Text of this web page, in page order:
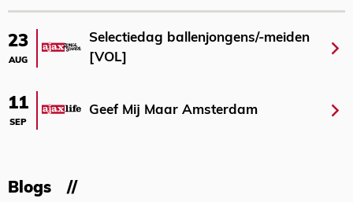
23
AUG
Selectiedag ballenjongens/-meiden
[VOL]
11
SEP
Geef Mij Maar Amsterdam
Blogs